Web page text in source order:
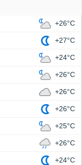
+26°C
+27°C
+24°C
+26°C
+26°C
+26°C
+25°C
+26°C
+24°C